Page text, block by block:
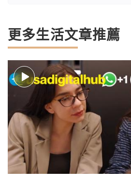
更多生活文章推薦